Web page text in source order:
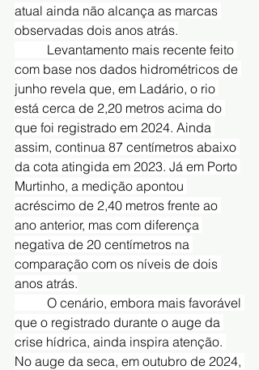
atual ainda não alcança as marcas
observadas dois anos atrás.
com base nos dados hidrométricos de
junho revela que, em Ladário, o rio
está cerca de 2,20 metros acima do
que foi registrado em 2024. Ainda
assim, continua 87 centímetros abaixo
da cota atingida em 2023. Já em Porto
Murtinho, a medição apontou
acréscimo de 2,40 metros frente ao
ano anterior, mas com diferença
negativa de 20 centímetros na
comparação com os níveis de dois
anos atrás.
que o registrado durante o auge da
crise hídrica, ainda inspira atenção.
No auge da seca, em outubro de 2024,